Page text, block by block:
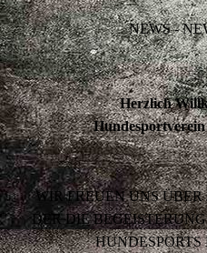
NEWS -
Herzlich
WIR FREUEN UNS
DER DIE